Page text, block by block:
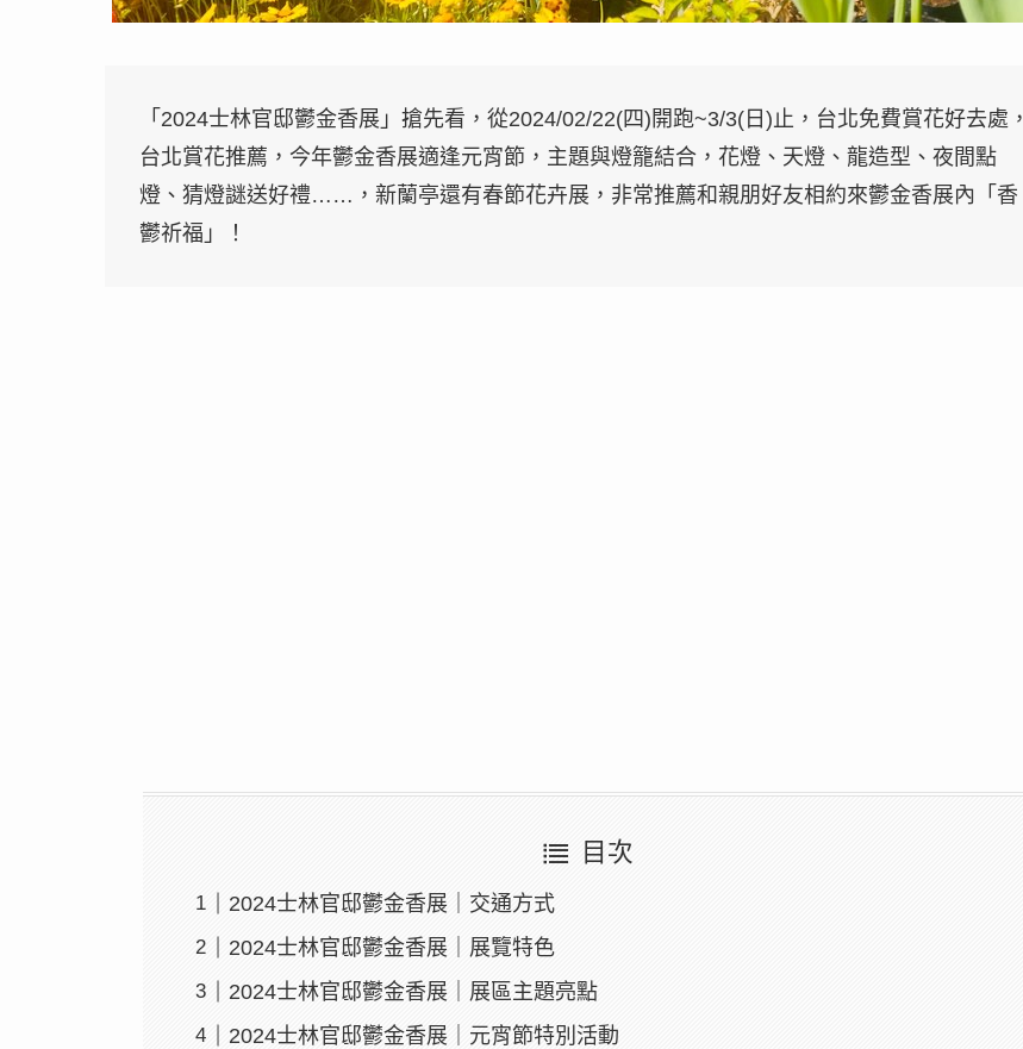
「2024士林官邸鬱金香展」搶先看，從2024/02/22(四)開跑~3/3(日)止，台北免費賞花好去處，
台北賞花推薦，今年鬱金香展適逢元宵節，主題與燈籠結合，花燈、天燈、龍造型、夜間點
燈、猜燈謎送好禮……，新蘭亭還有春節花卉展，非常推薦和親朋好友相約來鬱金香展內「香
鬱祈福」！
目次
2024士林官邸鬱金香展｜交通方式
2024士林官邸鬱金香展｜展覽特色
2024士林官邸鬱金香展｜展區主題亮點
2024士林官邸鬱金香展｜元宵節特別活動